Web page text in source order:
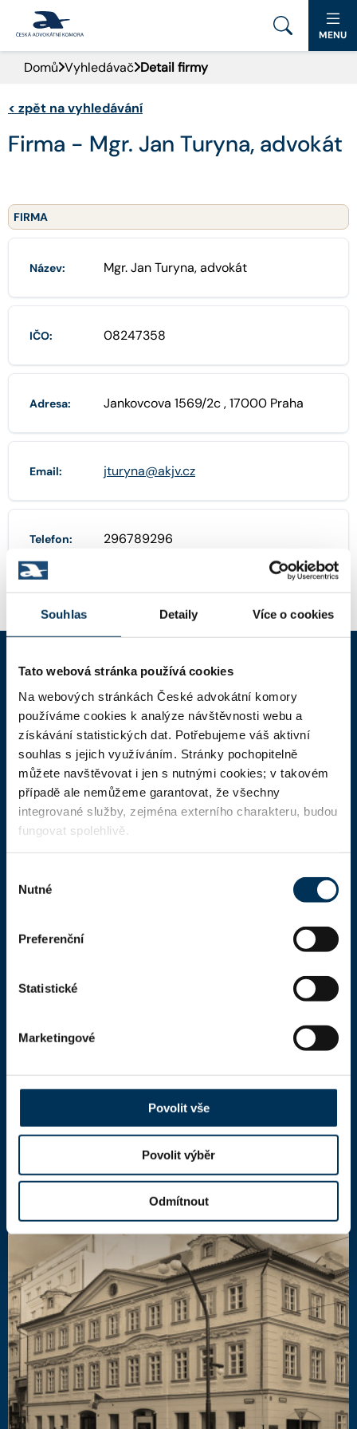
Souhlas Detaily Více o cookies
Tato webová stránka používá cookies
Na webových stránkách České advokátní komory
používáme cookies k analýze návštěvnosti webu a
získávání statistických dat. Potřebujeme váš aktivní
souhlas s jejich využíváním. Stránky pochopitelně
můžete navštěvovat i jen s nutnými cookies; v takovém
případě ale nemůžeme garantovat, že všechny
integrované služby, zejména externího charakteru, budou
fungovat spolehlivě.
souhlasu
Nutné
Preferenční
Statistické
Marketingové
Povolit vše
Povolit výběr
Odmítnout
PORTÁL ČAK
DOMŮ
AKTUALITY
PRO VEŘEJNOST
ADVOKÁTNÍ DENÍK
MENU
Domů Vyhledávač Detail firmy
< zpět na vyhledávání
Firma - Mgr. Jan Turyna, advokát
FIRMA
Název: Mgr. Jan Turyna, advokát
IČO: 08247358
Adresa: Jankovcova 1569/2c , 17000 Praha
Email: jturyna@akjv.cz
Telefon: 296789296
ČAK
Domů
Aktuality
Dokumenty a formuláře
Pro veřejnost
Kontaktní informace
Kaňkův palác
110 00 Praha 1,mapa
Další kontakty